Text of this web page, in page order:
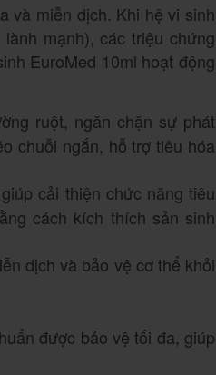
và miễn dịch. Khi hệ vi sinh
mạnh), các triệu chứng
EuroMed 10ml hoạt động
ruột, ngăn chặn sự phát
chuỗi ngắn, hỗ trợ tiêu hóa
cải thiện chức năng tiêu
cách kích thích sản sinh
dịch và bảo vệ cơ thể khỏi
được bảo vệ tối đa, giúp